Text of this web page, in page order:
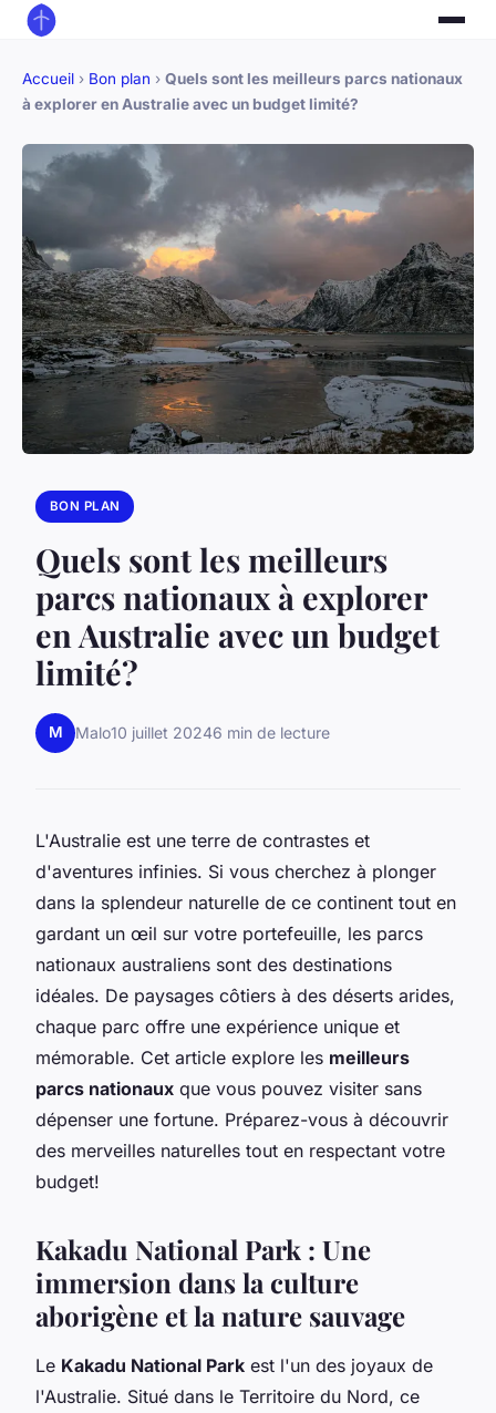
Accueil › Bon plan › Quels sont les meilleurs parcs nationaux
à explorer en Australie avec un budget limité?
BON PLAN
Quels sont les meilleurs
parcs nationaux à explorer
en Australie avec un budget
limité?
M Malo10 juillet 20246 min de lecture
L'Australie est une terre de contrastes et
d'aventures infinies. Si vous cherchez à plonger
dans la splendeur naturelle de ce continent tout en
gardant un œil sur votre portefeuille, les parcs
nationaux australiens sont des destinations
idéales. De paysages côtiers à des déserts arides,
chaque parc offre une expérience unique et
mémorable. Cet article explore les meilleurs
parcs nationaux que vous pouvez visiter sans
dépenser une fortune. Préparez-vous à découvrir
des merveilles naturelles tout en respectant votre
budget!
Kakadu National Park : Une
immersion dans la culture
aborigène et la nature sauvage
Le Kakadu National Park est l'un des joyaux de
l'Australie. Situé dans le Territoire du Nord, ce